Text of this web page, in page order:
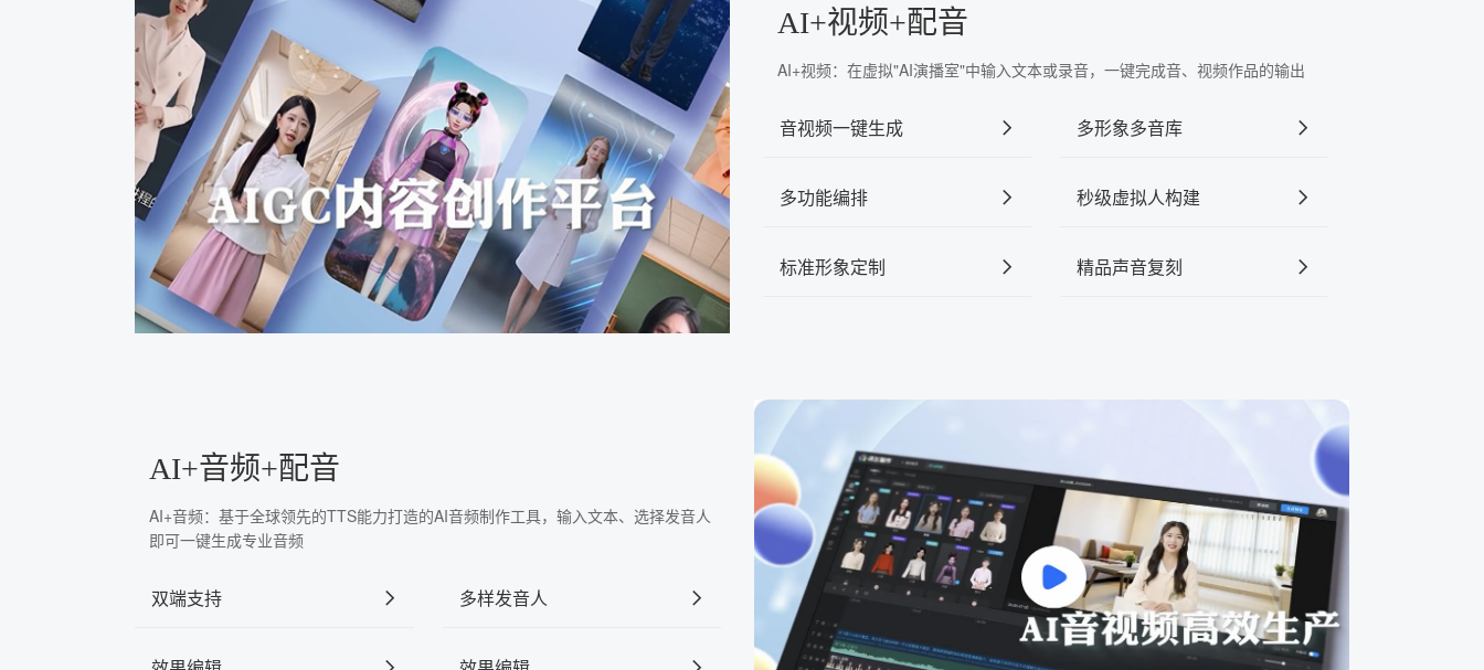
AI+视频+配音
AI+视频：在虚拟"AI演播室"中输入文本或录音，一键完成音、视频作品的输出
音视频一键生成 多形象多音库
多功能编排 秒级虚拟人构建
标准形象定制 精品声音复刻
AI+音频+配音
AI+音频：基于全球领先的TTS能力打造的AI音频制作工具，输入文本、选择发音人
即可一键生成专业音频
双端支持 多样发音人